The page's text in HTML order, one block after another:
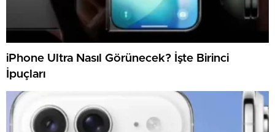
iPhone Ultra Nasıl Görünecek? İşte Birinci
İpuçları